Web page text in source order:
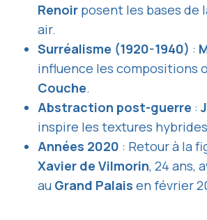
Renoir posent les bases de
air.
Surréalisme (1920-1940) :
influence les compositions
Couche.
Abstraction post-guerre :
inspire les textures
Années 2020 : Retour à la
Xavier de Vilmorin, 24 ans,
au Grand Palais en février